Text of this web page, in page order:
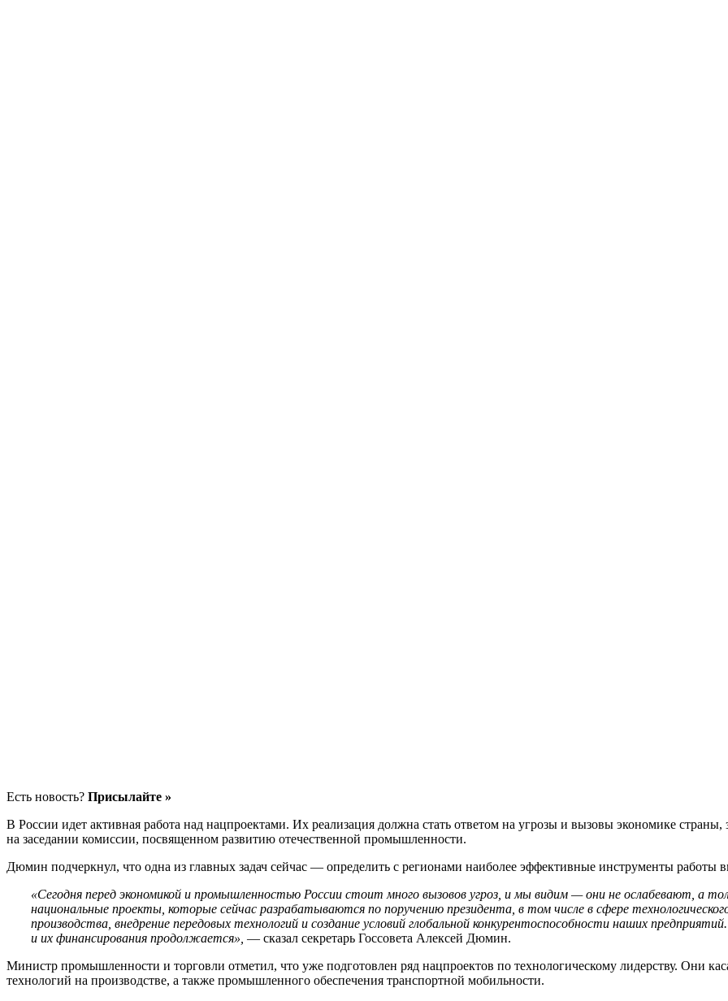
Есть новость? Присылайте »
В России идет активная работа над нацпроектами. Их реализация должна стать ответом на угрозы и вызовы экономике
на заседании комиссии, посвященном развитию отечественной промышленности.
Дюмин подчеркнул, что одна из главных задач сейчас — определить с регионами наиболее эффективные инструменты работы
«Сегодня перед экономикой и промышленностью России стоит много вызовов угроз, и мы видим — они не ослабевают, а
национальные проекты, которые сейчас разрабатываются по поручению президента, в том числе в сфере
производства, внедрение передовых технологий и создание условий глобальной конкурентоспособности наших
и их финансирования продолжается», — сказал секретарь Госсовета Алексей Дюмин.
Министр промышленности и торговли отметил, что уже подготовлен ряд нацпроектов по технологическому лидерству. Они
технологий на производстве, а также промышленного обеспечения транспортной мобильности.